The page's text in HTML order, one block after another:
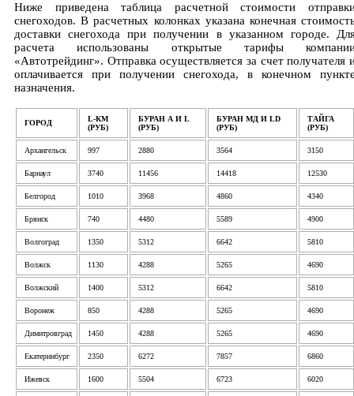
Ниже приведена таблица расчетной стоимости
снегоходов. В расчетных колонках указана конечная
доставки снегохода при получении в указанном городе.
расчета использованы открытые тарифы
«Автотрейдинг». Отправка осуществляется за счет получателя
оплачивается при получении снегохода, в конечном
назначения.
ГОРОД
L-КМ
(РУБ)
БУРАН А И L
(РУБ)
БУРАН МД И LD
(РУБ)
ТАЙГА
(РУБ)
Архангельск 997 2880 3564 3150
Барнаул 3740 11456 14418 12530
Белгород 1010 3968 4860 4340
Брянск 740 4480 5589 4900
Волгоград 1350 5312 6642 5810
Волжск 1130 4288 5265 4690
Волжский 1400 5312 6642 5810
Воронеж 850 4288 5265 4690
Димитровград 1450 4288 5265 4690
Екатеринбург 2350 6272 7857 6860
Ижевск 1600 5504 6723 6020